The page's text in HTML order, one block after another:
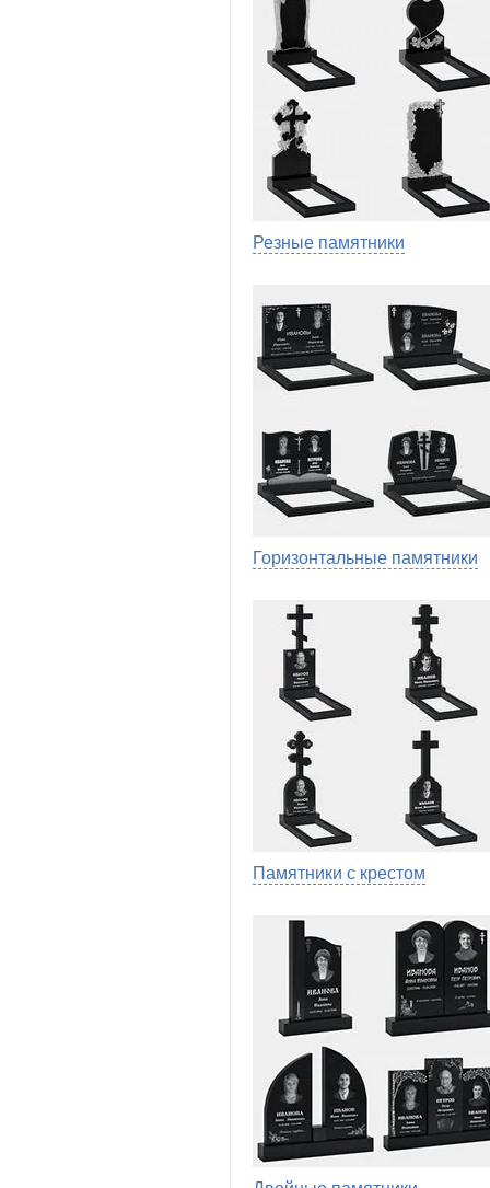
Резные памятники
Горизонтальные памятники
Памятники с крестом